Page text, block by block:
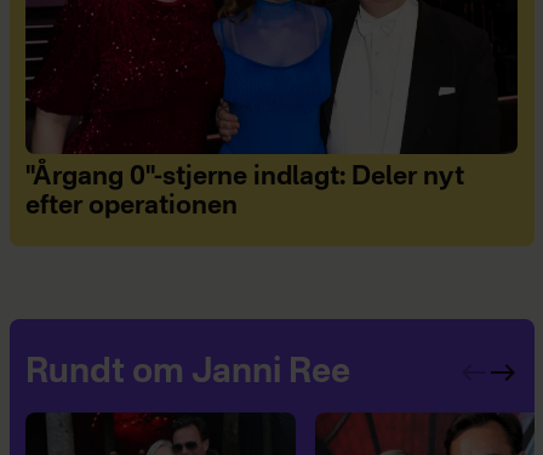
"Årgang 0"-stjerne indlagt: Deler nyt
efter operationen
Rundt om Janni Ree